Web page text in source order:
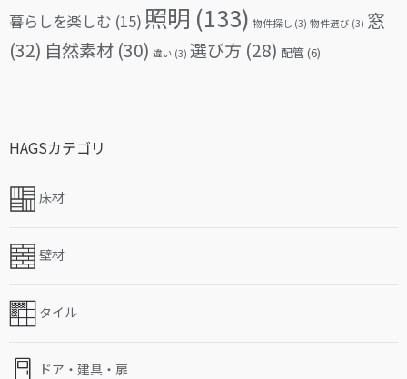
暮らしを楽しむ (15) 照明 (133) 物件探し (3) 物件選び (3) 窓
(32) 自然素材 (30) 違い (3) 選び方 (28) 配管(6)
HAGSカテゴリ
床材
壁材
タイル
ドア・建具・扉